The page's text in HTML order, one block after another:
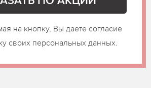
на кнопку, Вы даете согласие
своих персональных данных.